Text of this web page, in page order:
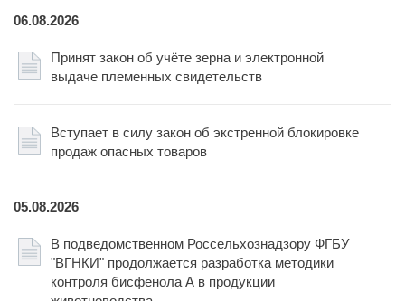
06.08.2026
Принят закон об учёте зерна и электронной
выдаче племенных свидетельств
Вступает в силу закон об экстренной блокировке
продаж опасных товаров
05.08.2026
В подведомственном Россельхознадзору ФГБУ
"ВГНКИ" продолжается разработка методики
контроля бисфенола А в продукции